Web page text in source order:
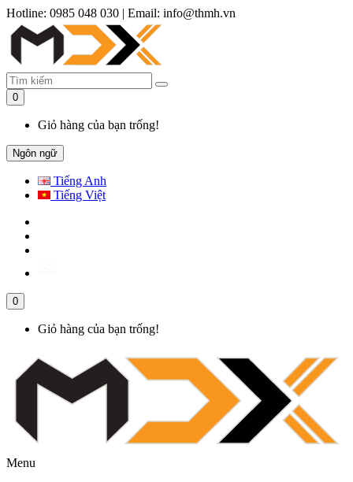
Hotline: 0985 048 030 | Email: info@thmh.vn
0
Giỏ hàng của bạn trống!
Ngôn ngữ
Tiếng Anh
Tiếng Việt
0
Giỏ hàng của bạn trống!
Menu